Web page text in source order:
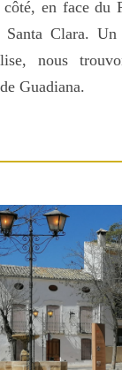
en face du
Santa Clara.
nous
Guadiana.